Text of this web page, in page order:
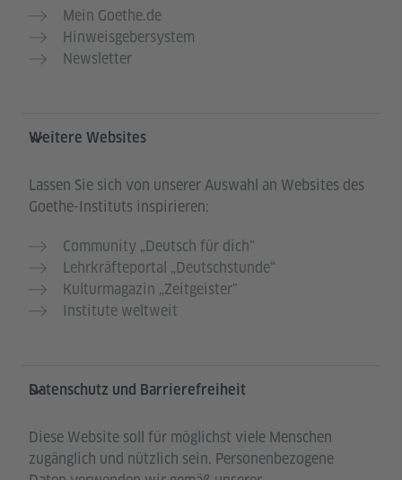
Mein Goethe.de
Hinweisgebersystem
Newsletter
Weitere Websites
Lassen Sie sich von unserer Auswahl an Websites des
Goethe-Instituts inspirieren:
Community „Deutsch für dich“
Lehrkräfteportal „Deutschstunde“
Kulturmagazin „Zeitgeister"
Institute weltweit
Datenschutz und Barrierefreiheit
Diese Website soll für möglichst viele Menschen
zugänglich und nützlich sein. Personenbezogene